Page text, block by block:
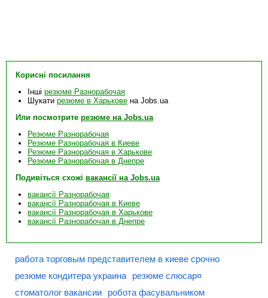
Корисні посилання
Інші резюме Разнорабочая
Шукати резюме в Харькове на Jobs.ua
Или посмотрите резюме на Jobs.ua
Резюме Разнорабочая
Резюме Разнорабочая в Киеве
Резюме Разнорабочая в Харькове
Резюме Разнорабочая в Днепре
Подивіться схожі вакансії на Jobs.ua
вакансії Разнорабочая
вакансії Разнорабочая в Киеве
вакансії Разнорабочая в Харькове
вакансії Разнорабочая в Днепре
работа торговым представителем в киеве срочно
резюме кондитера украина
резюме слюсар¤
стоматолог вакансии
робота фасувальником